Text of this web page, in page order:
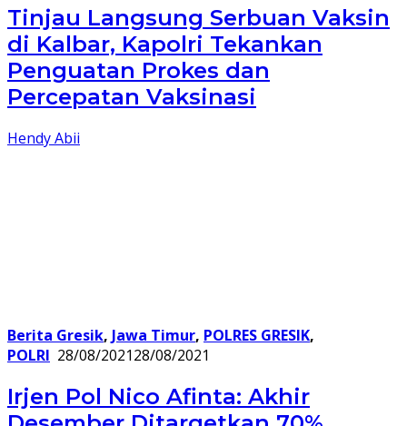
Tinjau Langsung Serbuan Vaksin
di Kalbar, Kapolri Tekankan
Penguatan Prokes dan
Percepatan Vaksinasi
Hendy Abii
Berita Gresik, Jawa Timur, POLRES GRESIK,
POLRI 28/08/202128/08/2021
Irjen Pol Nico Afinta: Akhir